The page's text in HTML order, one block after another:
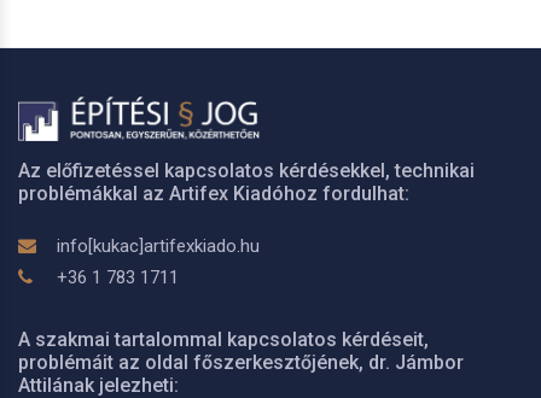
Az előfizetéssel kapcsolatos kérdésekkel, technikai
problémákkal az Artifex Kiadóhoz fordulhat:
info[kukac]artifexkiado.hu
+36 1 783 1711
A szakmai tartalommal kapcsolatos kérdéseit,
problémáit az oldal főszerkesztőjének, dr. Jámbor
Attilának jelezheti: